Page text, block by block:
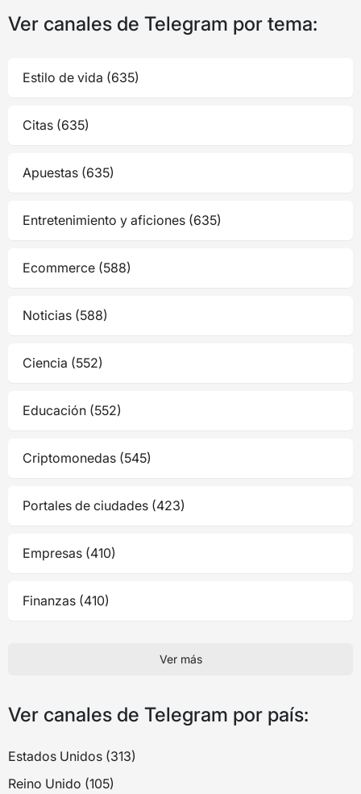
Ver canales de Telegram por tema:
Estilo de vida (635)
Citas (635)
Apuestas (635)
Entretenimiento y aficiones (635)
Ecommerce (588)
Noticias (588)
Ciencia (552)
Educación (552)
Criptomonedas (545)
Portales de ciudades (423)
Empresas (410)
Finanzas (410)
Ver más
Ver canales de Telegram por país:
Estados Unidos (313)
Reino Unido (105)